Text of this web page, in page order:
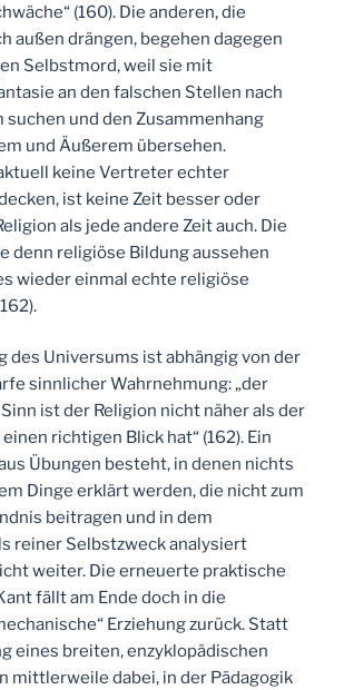
(160). Die anderen, die
außen drängen, begehen dagegen
Selbstmord, weil sie mit
an den falschen Stellen nach
suchen und den Zusammenhang
und Äußerem übersehen.
keine Vertreter echter
ist keine Zeit besser oder
als jede andere Zeit auch. Die
denn religiöse Bildung aussehen
wieder einmal echte religiöse
des Universums ist abhängig von der
sinnlicher Wahrnehmung: „der
ist der Religion nicht näher als der
richtigen Blick hat“ (162). Ein
Übungen besteht, in denen nichts
Dinge erklärt werden, die nicht zum
beitragen und in dem
reiner Selbstzweck analysiert
weiter. Die erneuerte praktische
fällt am Ende doch in die
Erziehung zurück. Statt
eines breiten, enzyklopädischen
mittlerweile dabei, in der Pädagogik